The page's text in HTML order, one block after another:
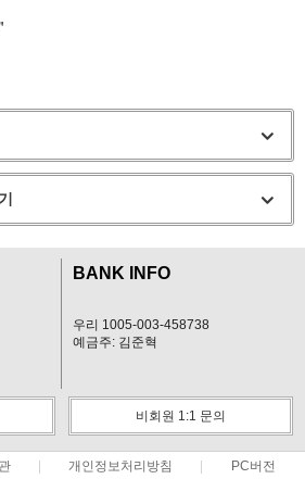
BANK INFO
우리 1005-003-458738
예금주: 김준혁
비회원 1:1 문의
개인정보처리방침 PC버전